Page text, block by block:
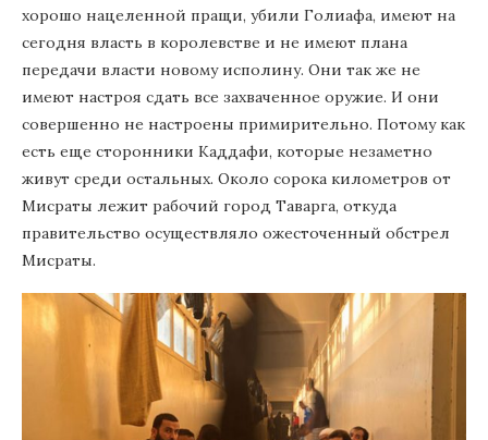
хорошо нацеленной пращи, убили Голиафа, имеют на
сегодня власть в королевстве и не имеют плана
передачи власти новому исполину. Они так же не
имеют настроя сдать все захваченное оружие. И они
совершенно не настроены примирительно. Потому как
есть еще сторонники Каддафи, которые незаметно
живут среди остальных. Около сорока километров от
Мисраты лежит рабочий город Таварга, откуда
правительство осуществляло ожесточенный обстрел
Мисраты.